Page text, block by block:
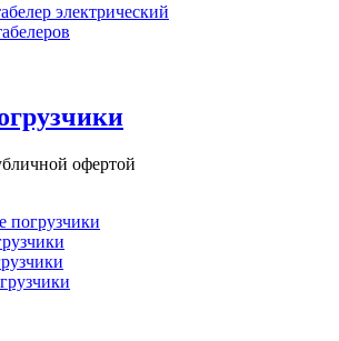
электрический
офертой
погрузчики